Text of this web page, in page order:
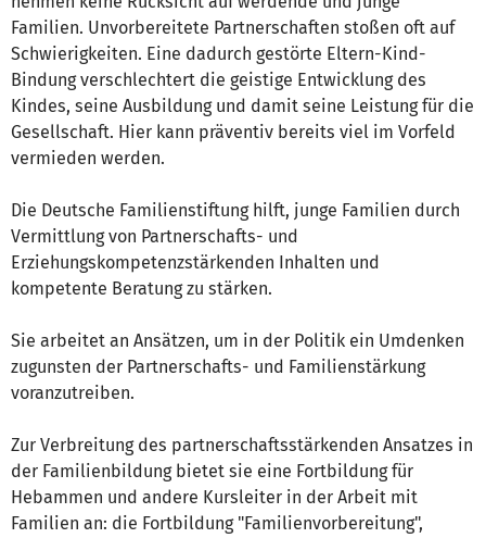
Familien. Unvorbereitete Partnerschaften stoßen oft auf
Schwierigkeiten. Eine dadurch gestörte Eltern-Kind-
Bindung verschlechtert die geistige Entwicklung des
Kindes, seine Ausbildung und damit seine Leistung für die
Gesellschaft. Hier kann präventiv bereits viel im Vorfeld
vermieden werden.
Die Deutsche Familienstiftung hilft, junge Familien durch
Vermittlung von Partnerschafts- und
Erziehungskompetenzstärkenden Inhalten und
kompetente Beratung zu stärken.
Sie arbeitet an Ansätzen, um in der Politik ein Umdenken
zugunsten der Partnerschafts- und Familienstärkung
voranzutreiben.
Zur Verbreitung des partnerschaftsstärkenden Ansatzes in
der Familienbildung bietet sie eine Fortbildung für
Hebammen und andere Kursleiter in der Arbeit mit
Familien an: die Fortbildung "Familienvorbereitung",